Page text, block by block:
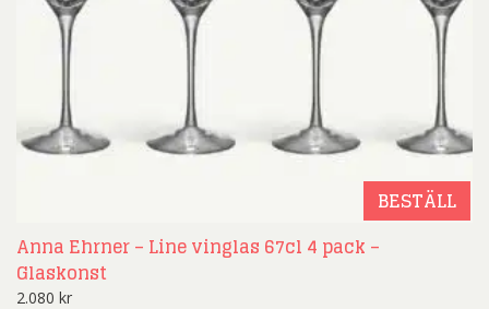
BESTÄLL
Anna Ehrner – Line vinglas 67cl 4 pack –
Glaskonst
2.080 kr